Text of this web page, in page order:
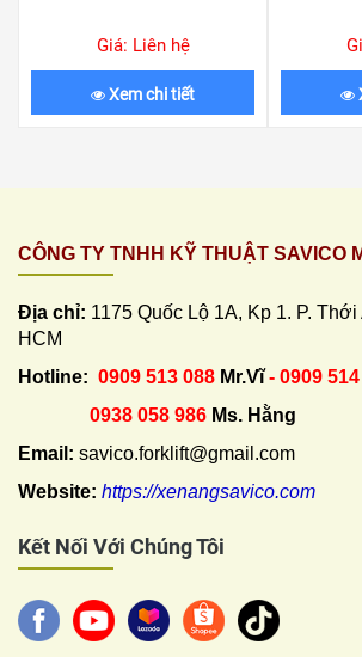
Giá: Liên hệ
Xem chi tiết
CÔNG TY TNHH KỸ THUẬT SAVICO
Địa chỉ: 1175 Quốc Lộ 1A, Kp 1. P. Thới
HCM
Hotline: 0909 513 088 Mr.Vĩ- 0909
0938 058 986 Ms. Hằng
Email: savico.forklift@gmail.com
Website: https://xenangsavico.com
Kết Nối Với Chúng Tôi